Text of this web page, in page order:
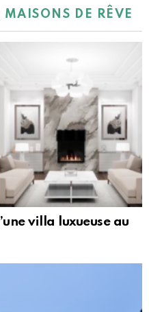
MAISONS DE RÊVE
villa luxueuse au